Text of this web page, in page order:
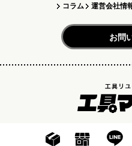
コラム 運営会社情
お問
Copyright (C) 2023 工具